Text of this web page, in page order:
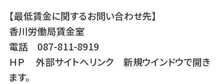
【最低賃金に関するお問い合わせ先】
香川労働局賃金室
電話 087-811-8919
ＨＰ 外部サイトへリンク 新規ウインドウで開き
ます。